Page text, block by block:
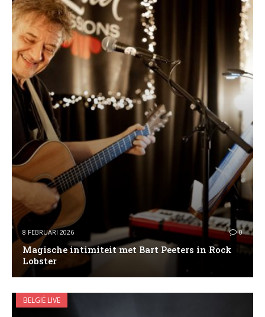
8 FEBRUARI 2026 0
Magische intimiteit met Bart Peeters in Rock
Lobster
BELGIË LIVE